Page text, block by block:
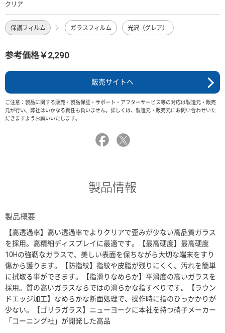
クリア
保護フィルム ガラスフィルム 光沢（グレア）
参考価格￥2,290
販売サイトへ
ご注意：製品に関する販売・製品保証・サポート・アフターサービス等の対応は製造元・販売
元が行い、弊社はいかなる責任も負いません。詳しくは、製造元・販売元にお問い合わせいた
だきますようお願いいたします。
製品情報
製品概要
【高透過率】高い透過率でよりクリアで歪みが少ない高品質ガラス
を採用。高精細ディスプレイに最適です。【最高硬度】最高硬度
10Hの強靭なガラスで、美しい表面を保ちながら大切な端末をすり
傷から護ります。【防指紋】指紋や皮脂が残りにくく、汚れを簡単
に拭取る事ができます。【指滑りなめらか】平滑度の高いガラスを
採用。質の高いガラスならではの滑らかな指すべりです。【ラウン
ドエッジ加工】なめらかな断面処理で、操作時に指のひっかかりが
少ない。【ゴリラガラス】ニューヨークに本社を持つ硝子メーカー
「コーニング社」が開発した高品